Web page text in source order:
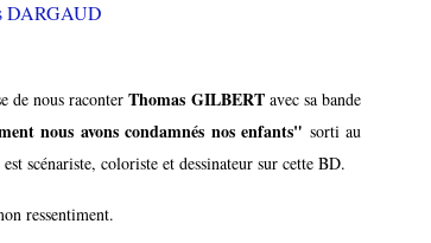
de nous raconterThomas GILBERTavec sa bande
nous avons condamnés nos enfants" sorti au
scénariste, coloriste et dessinateur sur cette BD.
ressentiment.